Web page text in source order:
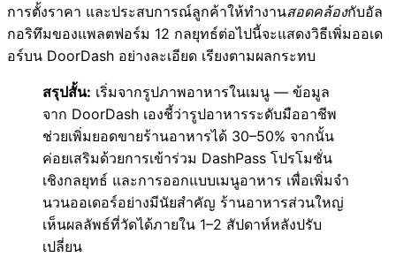
การตั้งราคา และประสบการณ์ลูกค้าให้ทำงานสอดคล้องกับอัล
กอริทึมของแพลตฟอร์ม 12 กลยุทธ์ต่อไปนี้จะแสดงวิธีเพิ่มออเด
อร์บน DoorDash อย่างละเอียด เรียงตามผลกระทบ
สรุปสั้น: เริ่มจากรูปภาพอาหารในเมนู — ข้อมูล
จาก DoorDash เองชี้ว่ารูปอาหารระดับมืออาชีพ
ช่วยเพิ่มยอดขายร้านอาหารได้ 30–50% จากนั้น
ค่อยเสริมด้วยการเข้าร่วม DashPass โปรโมชั่น
เชิงกลยุทธ์ และการออกแบบเมนูอาหาร เพื่อเพิ่มจำ
นวนออเดอร์อย่างมีนัยสำคัญ ร้านอาหารส่วนใหญ่
เห็นผลลัพธ์ที่วัดได้ภายใน 1–2 สัปดาห์หลังปรับ
เปลี่ยน